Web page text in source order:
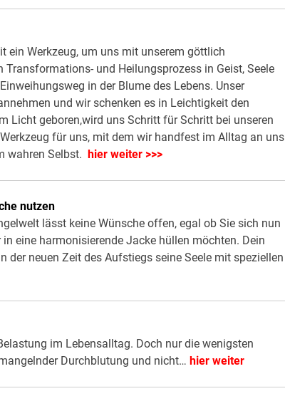
ein Werkzeug, um uns mit unserem göttlich
und Heilungsprozess in Geist, Seele
in der Blume des Lebens. Unser
und wir schenken es in Leichtigkeit den
Licht geboren,wird uns Schritt für Schritt bei unseren
für uns, mit dem wir handfest im Alltag an uns
wahren Selbst.
hier weiter >>>
nutzen
lässt keine Wünsche offen, egal ob Sie sich nun
eine harmonisierende Jacke hüllen möchten. Dein
neuen Zeit des Aufstiegs seine Seele mit speziellen
im Lebensalltag. Doch nur die wenigsten
Durchblutung und nicht… hier weiter